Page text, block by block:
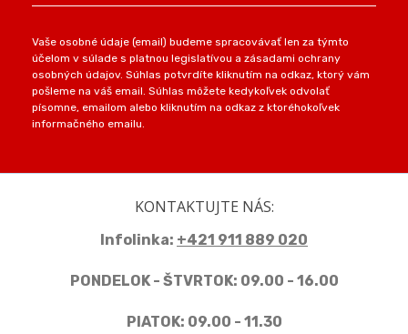
Vaše osobné údaje (email) budeme spracovávať len za týmto
účelom v súlade s platnou legislatívou a zásadami ochrany
osobných údajov. Súhlas potvrdíte kliknutím na odkaz, ktorý vám
pošleme na váš email. Súhlas môžete kedykoľvek odvolať
písomne, emailom alebo kliknutím na odkaz z ktoréhokoľvek
informačného emailu.
KONTAKTUJTE NÁS:
Infolinka: +421 911 889 020
PONDELOK - ŠTVRTOK: 09.00 - 16.00
PIATOK: 09.00 - 11.30